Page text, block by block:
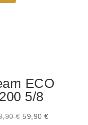
ECO
200 5/8
€ Ursprünglicher
59,90€Aktueller